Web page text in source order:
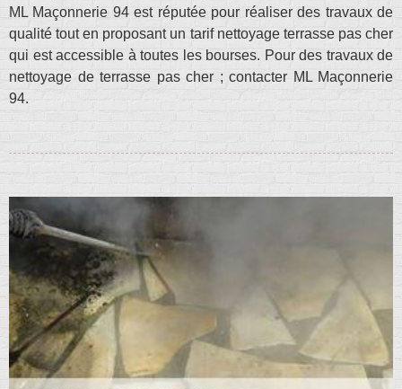
ML Maçonnerie 94 est réputée pour réaliser des travaux de
qualité tout en proposant un tarif nettoyage terrasse pas cher
qui est accessible à toutes les bourses. Pour des travaux de
nettoyage de terrasse pas cher ; contacter ML Maçonnerie
94.